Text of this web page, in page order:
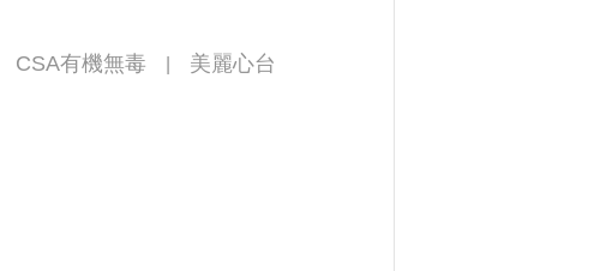
CSA有機無毒
美麗心台